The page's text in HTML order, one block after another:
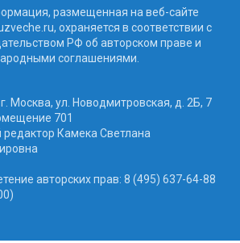
размещенная на веб-сайте
охраняется в соответствии с
РФ об авторском праве и
соглашениями.
Москва, ул. Новодмитровская, д. 2Б, 7
701
редактор Камека Светлана
авторских прав: 8 (495) 637-64-88